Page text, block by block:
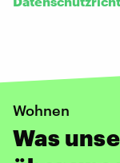
Wohnen
Was